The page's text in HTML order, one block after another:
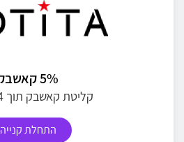
5% קאשבק
קליטת קאשבק תוך 24 שעות
התחלת קנייה